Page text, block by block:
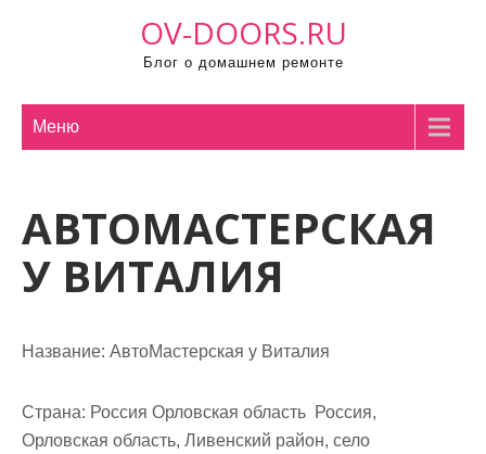
OV-DOORS.RU
Блог о домашнем ремонте
Меню
АВТОМАСТЕРСКАЯ
У ВИТАЛИЯ
Название: АвтоМастерская у Виталия
Страна: Россия Орловская область Россия,
Орловская область, Ливенский район, село